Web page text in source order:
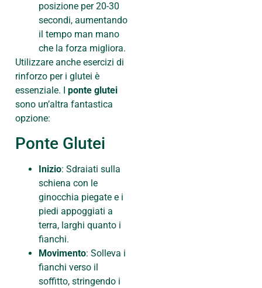
posizione per 20-30
secondi, aumentando
il tempo man mano
che la forza migliora.
Utilizzare anche esercizi di
rinforzo per i glutei è
essenziale. I ponte glutei
sono un’altra fantastica
opzione:
Ponte Glutei
Inizio: Sdraiati sulla
schiena con le
ginocchia piegate e i
piedi appoggiati a
terra, larghi quanto i
fianchi.
Movimento: Solleva i
fianchi verso il
soffitto, stringendo i